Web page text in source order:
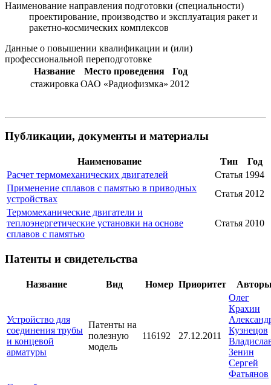
Наименование направления подготовки (специальности)
проектирование, производство и эксплуатация ракет и
ракетно-космических комплексов
Данные о повышении квалификации и (или)
профессиональной переподготовке
Название
Место проведения
Год
стажировка ОАО «Радиофизмка» 2012
Публикации, документы и материалы
Наименование Тип
Год
Расчет термомеханических двигателей
Статья 1994
Применение сплавов с памятью в приводных
устройствах
Статья 2012
Термомеханические двигатели и
теплоэнергетические установки на основе
сплавов с памятью
Статья 2010
Патенты и свидетельства
Название Вид Номер Приоритет
Устройство для
соединения трубы
и концевой
арматуры
Патенты на
полезную
модель
116192 27.12.2011
Олег
Крахин
Кузнецов
Зенин
Сергей
Фатьянов